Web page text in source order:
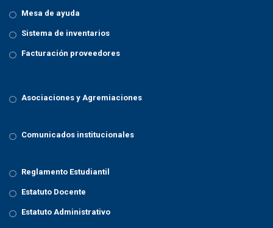
Mesa de ayuda
Sistema de inventarios
Facturación proveedores
Asociaciones y Agremiaciones
Comunicados institucionales
Reglamento Estudiantil
Estatuto Docente
Estatuto Administrativo